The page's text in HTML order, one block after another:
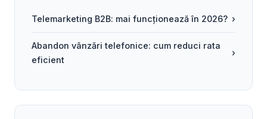
Telemarketing B2B: mai funcționează în 2026? ›
Abandon vânzări telefonice: cum reduci rata
eficient
›